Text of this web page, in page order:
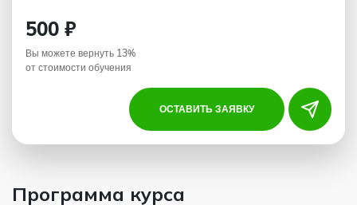
500 ₽
Вы можете вернуть 13%
от стоимости обучения
ОСТАВИТЬ ЗАЯВКУ
Программа курса